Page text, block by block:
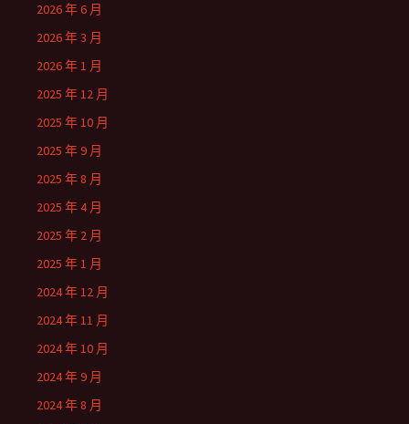
2026 年 6 月
2026 年 3 月
2026 年 1 月
2025 年 12 月
2025 年 10 月
2025 年 9 月
2025 年 8 月
2025 年 4 月
2025 年 2 月
2025 年 1 月
2024 年 12 月
2024 年 11 月
2024 年 10 月
2024 年 9 月
2024 年 8 月